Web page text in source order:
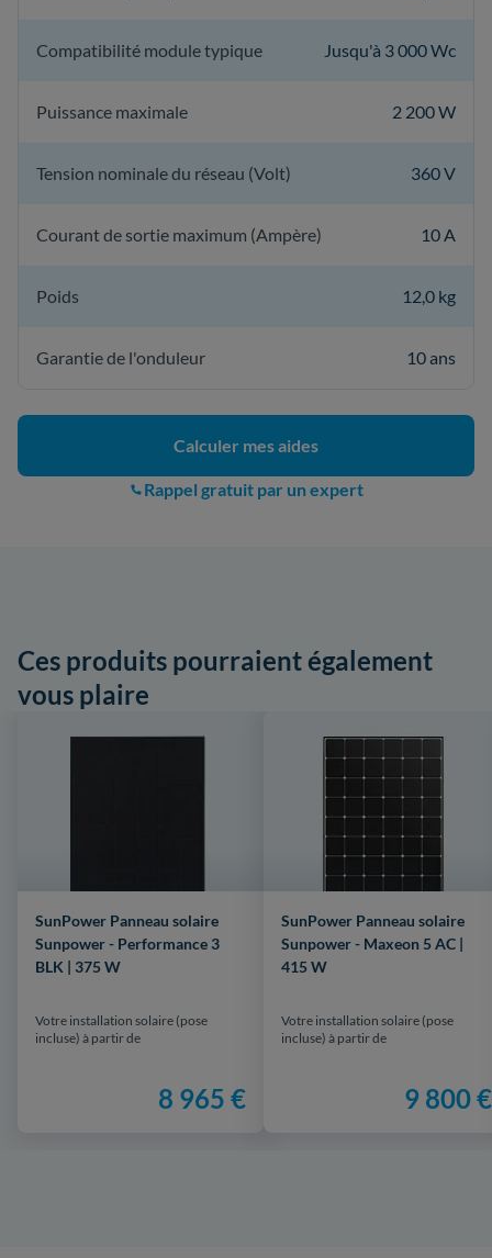
Compatibilité module typique Jusqu'à 3 000 Wc
Puissance maximale 2 200 W
Tension nominale du réseau (Volt) 360 V
Courant de sortie maximum (Ampère) 10 A
Poids 12,0 kg
Garantie de l'onduleur 10 ans
Calculer mes aides
Rappel gratuit par un expert
Ces produits pourraient également
vous plaire
SunPower Panneau solaire
Sunpower - Performance 3
BLK | 375 W
Votre installation solaire (pose
incluse) à partir de
8 965 €
SunPower Panneau solaire
Sunpower - Maxeon 5 AC |
415 W
Votre installation solaire (pose
incluse) à partir de
9 800 €